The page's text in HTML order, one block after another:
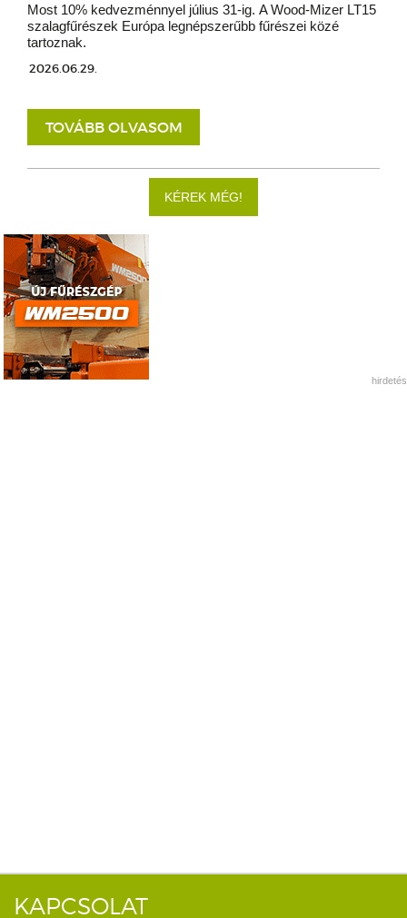
Most 10% kedvezménnyel július 31-ig. A Wood-Mizer LT15
szalagfűrészek Európa legnépszerűbb fűrészei közé
tartoznak.
2026.06.29.
TOVÁBB OLVASOM
KÉREK MÉG!
hirdetés
KAPCSOLAT